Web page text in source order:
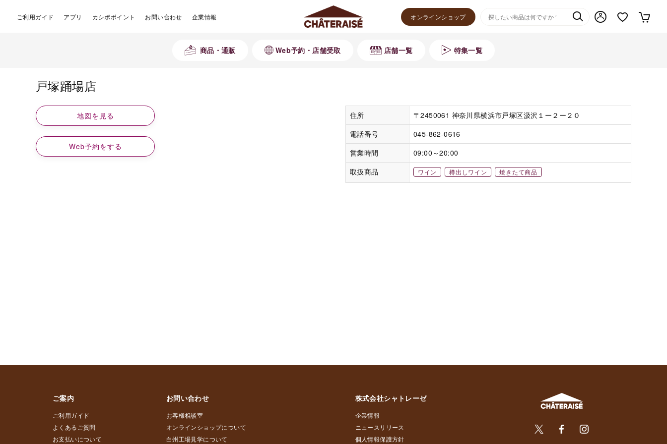
ご利用ガイド アプリ カシポポイント お問い合わせ 企業情報 オンラインショップ
商品・通販 Web予約・店舗受取 店舗一覧 特集一覧
戸塚踊場店
住所
〒2450061 神奈川県横浜市戸塚区汲沢１ー２ー２０
電話番号
045-862-0616
営業時間
09:00～20:00
取扱商品
ワイン 樽出しワイン 焼きたて商品
地図を見る
Web予約をする
ご案内
ご利用ガイド
よくあるご質問
お支払いについて
お問い合わせ
お客様相談室
オンラインショップについて
白州工場見学について
株式会社シャトレーゼ
企業情報
ニュースリリース
個人情報保護方針